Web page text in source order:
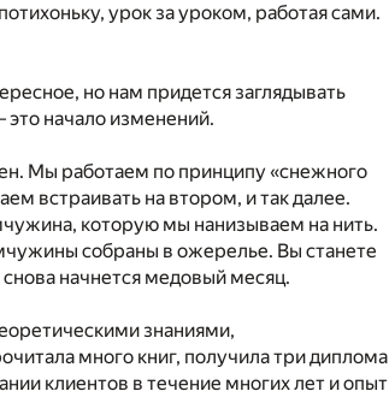
урок за уроком, работая сами.
но нам придется заглядывать
начало изменений.
Мы работаем по принципу «снежного
встраивать на втором, и так далее.
которую мы нанизываем на нить.
собраны в ожерелье. Вы станете
начнется медовый месяц.
знаниями,
много книг, получила три диплома
клиентов в течение многих лет и опыт